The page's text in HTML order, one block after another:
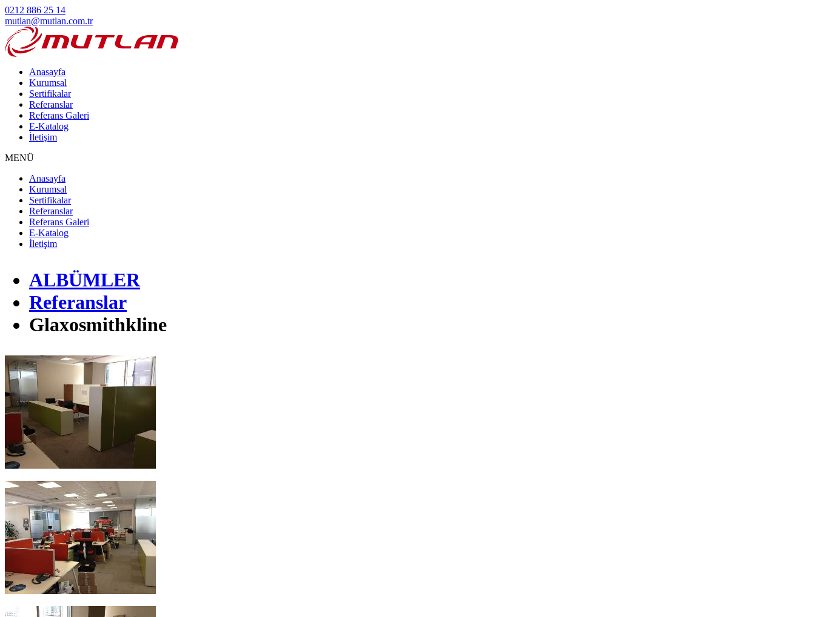
0212 886 25 14
mutlan@mutlan.com.tr
Anasayfa
Kurumsal
Sertifikalar
Referanslar
Referans Galeri
E-Katalog
İletişim
MENÜ
Anasayfa
Kurumsal
Sertifikalar
Referanslar
Referans Galeri
E-Katalog
İletişim
ALBÜMLER
Referanslar
Glaxosmithkline